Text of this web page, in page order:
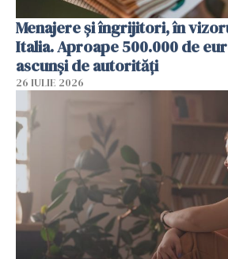
Menajere și îngrijitori, în
Italia. Aproape 500.000 de
ascunși de autorități
26 IULIE 2026